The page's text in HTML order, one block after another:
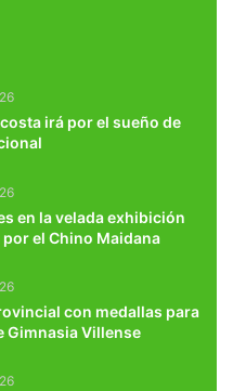
irá por el sueño de
en la velada exhibición
el Chino Maidana
con medallas para
Gimnasia Villense